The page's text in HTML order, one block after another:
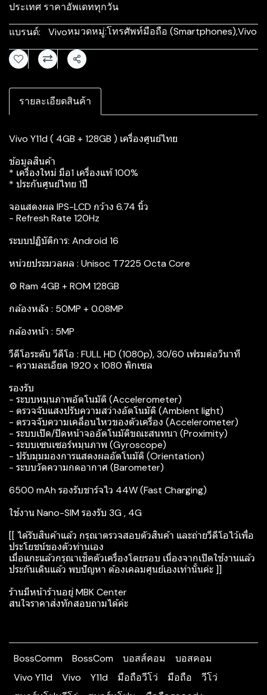
ประเทศ ราคาอัพเดททุกวัน
แบรนด์:
Vivoหมวดหมู่:โทรศัพท์มือถือ (Smartphones),Vivo
แชร์
รายละเอียดสินค้า
Vivo Y11d ( 4GB + 128GB ) เครื่องศูนย์ไทย
ข้อมูลสินค้า
* เครื่องใหม่ มือ1 เครื่องแท้ 100%
* ประกันศูนย์ไทย 1ปี
จอแสดงผล IPS-LCD กว้าง 6.74 นิ้ว
- Refresh Rate 120Hz
‍‍ระบบปฏิบัติการ: Android 16
หน่วยประมวลผล : Unisoc T7225 Octa Core
⚙️ Ram 4GB + ROM 128GB
กล้องหลัง : 50MP + 0.08MP
กล้องหน้า : 5MP
วีดีโอระดับ วีดีโอ : FULL HD (1080p), 30/60 เฟรมต่อวินาที
- ความละเอียด 1920 x 1080 พิกเซล
รองรับ
- ระบบหมุนภาพอัตโนมัติ (Accelerometer)
- ตรวจจับแสงปรับความสว่างอัตโนมัติ (Ambient light)
- ตรวจจับความเคลื่อนไหวของตัวเครื่อง (Accelerometer)
- ระบบเปิด/ปิดหน้าจออัตโนมัติขณะสนทนา (Proximity)
- ระบบเซนเซอร์หมุนภาพ (Gyroscope)
- ปรับมุมมองการแสดงผลอัตโนมัติ (Orientation)
- ระบบวัดความกดอากาศ (Barometer)
6500 mAh รองรับชาร์จไว 44W (Fast Charging)
ใช้งาน Nano-SIM รองรับ 3G , 4G
[[ ได้รับสินค้าแล้ว กรุณาตรวจสอบตัวสินค้า และถ่ายวีดีโอไว้เพื่อ
ประโยชน์ของตัวท่านเอง
เมื่อแกะแล้วกรุณาเช็คตัวเครื่องโดยรอบ เนื่องจากเปิดใช้งานแล้ว
ประกันเดินแล้ว พบปัญหา ต้องเคลมศูนย์เองเท่านั้นค่ะ ]]
ร้านมีหน้าร้านอยู่ MBK Center
สนใจราคาส่งทักสอบถามได้ค่ะ ️
BossComm BossCom บอสส์คอม
บอสคอม
Vivo Y11d
Vivo Y11d มือถือวีโว่ มือถือ
วีโว่